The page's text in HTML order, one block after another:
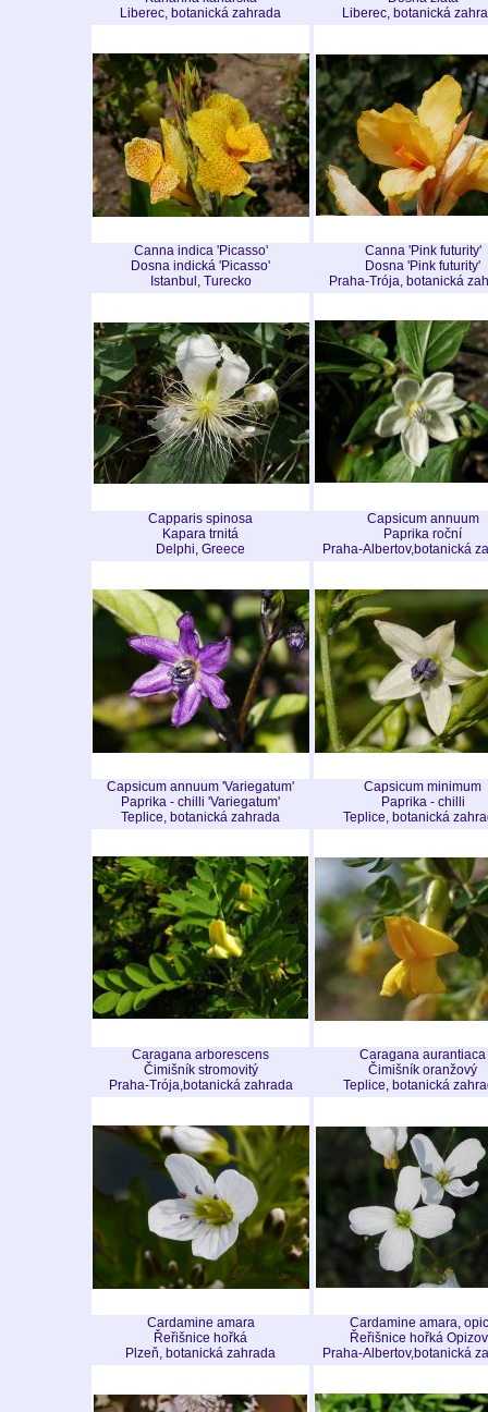
Liberec, botanická zahrada
Liberec, botanická
Canna indica 'Picasso'
Dosna indická 'Picasso'
Istanbul, Turecko
Canna 'Pink futurity'
Dosna 'Pink futurity'
Praha-Trója, botanická
Capparis spinosa
Kapara trnitá
Delphi, Greece
Capsicum annuum
Paprika roční
Praha-Albertov,botanická
Capsicum annuum 'Variegatum'
Paprika - chilli 'Variegatum'
Teplice, botanická zahrada
Capsicum minimum
Paprika - chilli
Teplice, botanická
Caragana arborescens
Čimišník stromovitý
Praha-Trója,botanická zahrada
Caragana aurantiaca
Čimišník oranžový
Teplice, botanická
Cardamine amara
Řeřišnice hořká
Plzeň, botanická zahrada
Cardamine amara,
Řeřišnice hořká
Praha-Albertov,botanická